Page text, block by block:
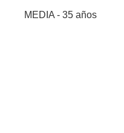
MEDIA - 35 años